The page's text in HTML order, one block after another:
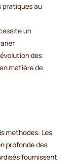
pratiques au
un
des
matière de
méthodes. Les
profonde des
fournissent